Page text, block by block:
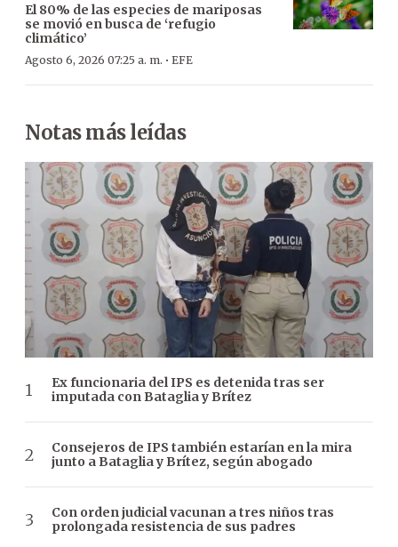
El 80% de las especies de mariposas
se movió en busca de ‘refugio
climático’
Agosto 6, 2026 07:25 a. m. · EFE
Notas más leídas
Ex funcionaria del IPS es detenida tras ser
imputada con Bataglia y Brítez
Consejeros de IPS también estarían en la mira
junto a Bataglia y Brítez, según abogado
Con orden judicial vacunan a tres niños tras
prolongada resistencia de sus padres